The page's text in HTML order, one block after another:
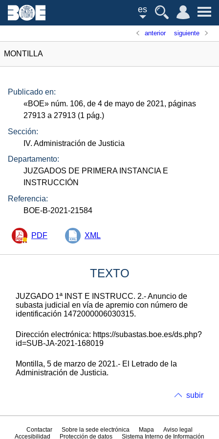
es
anterior siguiente
MONTILLA
Publicado en:
«BOE» núm. 106, de 4 de mayo de 2021, páginas
27913 a 27913 (1 pág.)
Sección:
IV. Administración de Justicia
Departamento:
JUZGADOS DE PRIMERA INSTANCIA E
INSTRUCCIÓN
Referencia:
BOE-B-2021-21584
PDF XML
TEXTO
JUZGADO 1ª INST E INSTRUCC. 2.- Anuncio de
subasta judicial en vía de apremio con número de
identificación 1472000006030315.
Dirección electrónica: https://subastas.boe.es/ds.php?
id=SUB-JA-2021-168019
Montilla, 5 de marzo de 2021.- El Letrado de la
Administración de Justicia.
subir
Contactar Sobre la sede electrónica Mapa
Aviso legal
Accesibilidad
Protección de datos Sistema Interno de Información